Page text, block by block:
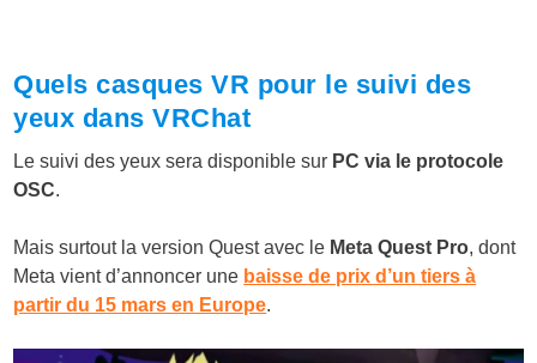
Quels casques VR pour le suivi des
yeux dans VRChat
Le suivi des yeux sera disponible sur PC via le protocole
OSC.
Mais surtout la version Quest avec le Meta Quest Pro, dont
Meta vient d’annoncer une baisse de prix d’un tiers à
partir du 15 mars en Europe.